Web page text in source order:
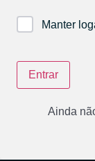
Manter
Entrar
Ainda